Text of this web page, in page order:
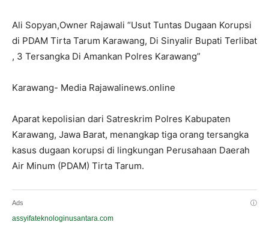
Ali Sopyan,Owner Rajawali “Usut Tuntas Dugaan Korupsi
di PDAM Tirta Tarum Karawang, Di Sinyalir Bupati Terlibat
, 3 Tersangka Di Amankan Polres Karawang”
Karawang- Media Rajawalinews.online
Aparat kepolisian dari Satreskrim Polres Kabupaten
Karawang, Jawa Barat, menangkap tiga orang tersangka
kasus dugaan korupsi di lingkungan Perusahaan Daerah
Air Minum (PDAM) Tirta Tarum.
Ads ⓘ
assyifateknologinusantara.com